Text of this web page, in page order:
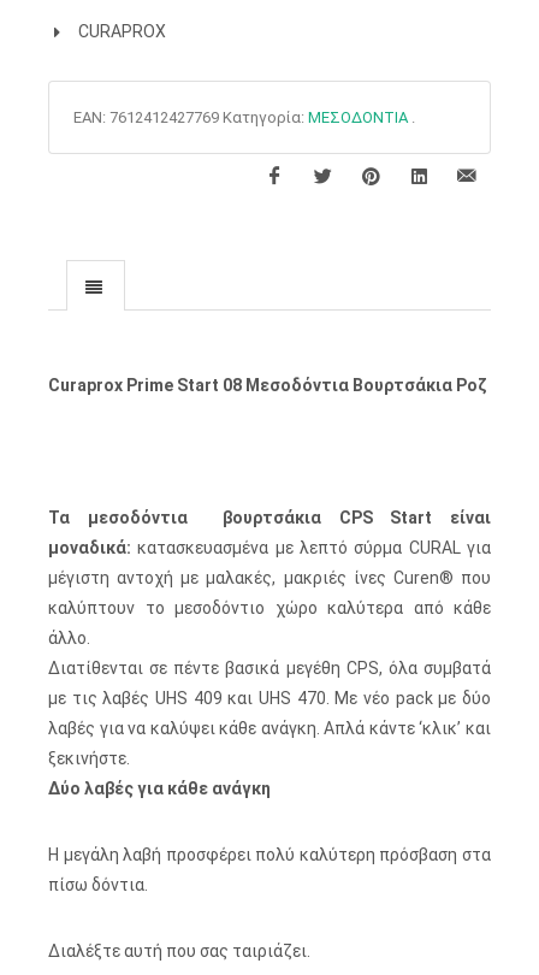
CURAPROX
EAN: 7612412427769 Κατηγορία: ΜΕΣΟΔΟΝΤΙΑ.
Curaprox Prime Start 08 Μεσοδόντια Βουρτσάκια Ροζ
Τα μεσοδόντια βουρτσάκια CPS Start είναι
μοναδικά:κατασκευασμένα με λεπτό σύρμα CURAL για
μέγιστη αντοχή με μαλακές, μακριές ίνες Curen® που
καλύπτουν το μεσοδόντιο χώρο καλύτερα από κάθε
άλλο.
Διατίθενται σε πέντε βασικά μεγέθη CPS, όλα συμβατά
με τις λαβές UHS 409 και UHS 470. Με νέο pack με δύο
λαβές για να καλύψει κάθε ανάγκη. Απλά κάντε ‘κλικ’ και
ξεκινήστε.
Δύο λαβές για κάθε ανάγκη
Η μεγάλη λαβή προσφέρει πολύ καλύτερη πρόσβαση στα
πίσω δόντια.
Διαλέξτε αυτή που σας ταιριάζει.